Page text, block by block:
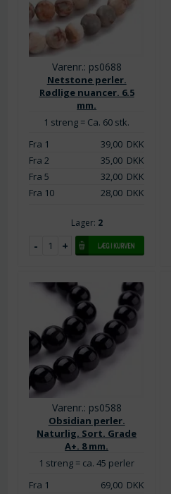
Varenr.: ps0688
Netstone perler.
Rødlige nuancer. 6.5
mm.
1 streng = Ca. 60 stk.
Fra 1
39,00DKK
Fra 2
35,00DKK
Fra 5
32,00DKK
Fra 10
28,00DKK
Lager: 2
Varenr.: ps0588
Obsidian perler.
Naturlig. Sort. Grade
A+. 8 mm.
1 streng = ca. 45 perler
Fra 1
69,00DKK